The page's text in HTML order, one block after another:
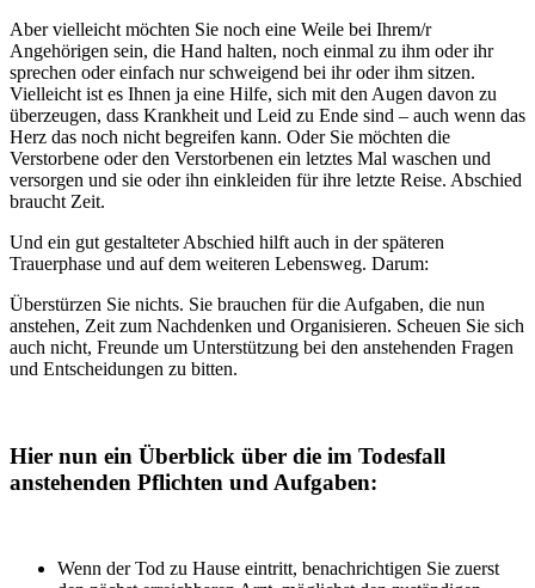
Aber vielleicht möchten Sie noch eine Weile bei Ihrem/r
Angehörigen sein, die Hand halten, noch einmal zu ihm oder ihr
sprechen oder einfach nur schweigend bei ihr oder ihm sitzen.
Vielleicht ist es Ihnen ja eine Hilfe, sich mit den Augen davon zu
überzeugen, dass Krankheit und Leid zu Ende sind – auch wenn das
Herz das noch nicht begreifen kann. Oder Sie möchten die
Verstorbene oder den Verstorbenen ein letztes Mal waschen und
versorgen und sie oder ihn einkleiden für ihre letzte Reise. Abschied
braucht Zeit.
Und ein gut gestalteter Abschied hilft auch in der späteren
Trauerphase und auf dem weiteren Lebensweg. Darum:
Überstürzen Sie nichts. Sie brauchen für die Aufgaben, die nun
anstehen, Zeit zum Nachdenken und Organisieren. Scheuen Sie sich
auch nicht, Freunde um Unterstützung bei den anstehenden Fragen
und Entscheidungen zu bitten.
Hier nun ein Überblick über die im Todesfall
anstehenden Pflichten und Aufgaben:
Wenn der Tod zu Hause eintritt, benachrichtigen Sie zuerst